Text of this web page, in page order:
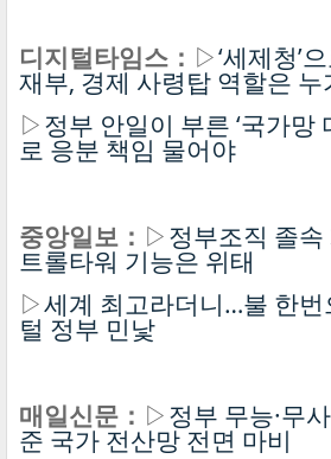
디지털타임스： ▷‘세제청’
재부, 경제 사령탑 역할은 누
▷정부 안일이 부른 ‘국가망
로 응분 책임 물어야
중앙일보： ▷정부조직 졸
트롤타워 기능은 위태
▷세계 최고라더니…불 한번
털 정부 민낯
매일신문： ▷정부 무능·무
준 국가 전산망 전면 마비